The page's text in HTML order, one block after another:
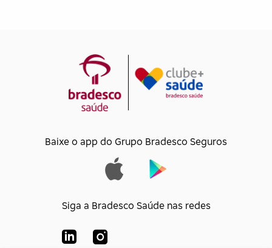
Baixe o app do Grupo Bradesco Seguros
Siga a Bradesco Saúde nas redes